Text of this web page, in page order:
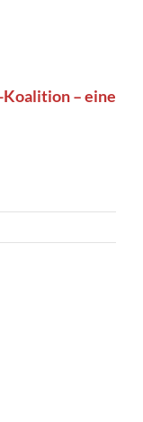
– eine